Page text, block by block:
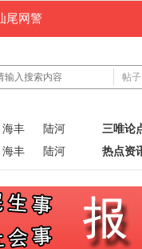
尾网警
帖子
海丰
陆河
海丰 陆河
三唯论
热点资